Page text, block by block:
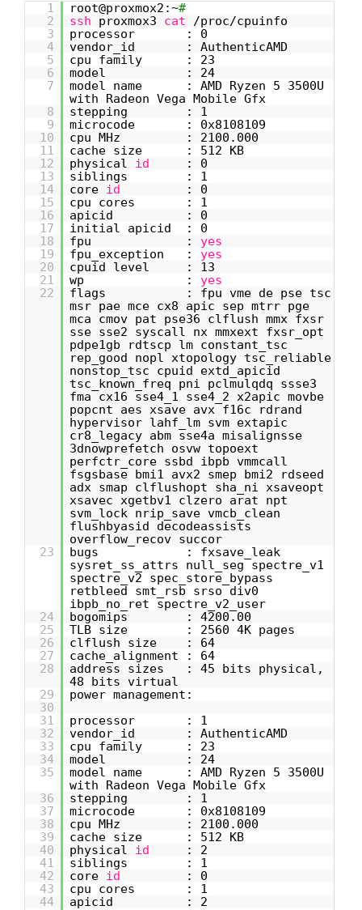
1 root@proxmox2:~#
2
ssh proxmox3 cat
/proc/cpuinfo
3
processor : 0
4
vendor_id : AuthenticAMD
5
cpu family : 23
6
model : 24
7
model name : AMD Ryzen 5 3500U
with Radeon Vega Mobile Gfx
8
stepping : 1
9
microcode : 0x8108109
10
cpu MHz : 2100.000
11
cache size : 512 KB
12
physical id
: 0
13
siblings : 1
14
core id
: 0
15
cpu cores : 1
16
apicid : 0
17
initial apicid : 0
18
fpu : yes
19
fpu_exception : yes
20
cpuid level : 13
21
wp : yes
22
flags : fpu vme de pse tsc
msr pae mce cx8 apic sep mtrr pge
mca cmov pat pse36 clflush mmx fxsr
sse sse2 syscall nx mmxext fxsr_opt
pdpe1gb rdtscp lm constant_tsc
rep_good nopl xtopology tsc_reliable
nonstop_tsc cpuid extd_apicid
tsc_known_freq pni pclmulqdq ssse3
fma cx16 sse4_1 sse4_2 x2apic movbe
popcnt aes xsave avx f16c rdrand
hypervisor lahf_lm svm extapic
cr8_legacy abm sse4a misalignsse
3dnowprefetch osvw topoext
perfctr_core ssbd ibpb vmmcall
fsgsbase bmi1 avx2 smep bmi2 rdseed
adx smap clflushopt sha_ni xsaveopt
xsavec xgetbv1 clzero arat npt
svm_lock nrip_save vmcb_clean
flushbyasid decodeassists
overflow_recov succor
23
bugs : fxsave_leak
sysret_ss_attrs null_seg spectre_v1
spectre_v2 spec_store_bypass
retbleed smt_rsb srso div0
ibpb_no_ret spectre_v2_user
24
bogomips : 4200.00
25
TLB size : 2560 4K pages
26
clflush size : 64
27
cache_alignment : 64
28
address sizes : 45 bits physical,
48 bits virtual
29
power management:
30
31
processor : 1
32
vendor_id : AuthenticAMD
33
cpu family : 23
34
model : 24
35
model name : AMD Ryzen 5 3500U
with Radeon Vega Mobile Gfx
36
stepping : 1
37
microcode : 0x8108109
38
cpu MHz : 2100.000
39
cache size : 512 KB
40
physical id
: 2
41
siblings : 1
42
core id
: 0
43
cpu cores : 1
44
apicid : 2